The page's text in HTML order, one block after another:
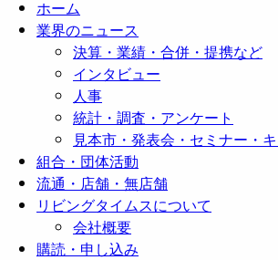
ホーム
業界のニュース
決算・業績・合併・提携など
インタビュー
人事
統計・調査・アンケート
見本市・発表会・セミナー・
組合・団体活動
流通・店舗・無店舗
リビングタイムスについて
会社概要
購読・申し込み